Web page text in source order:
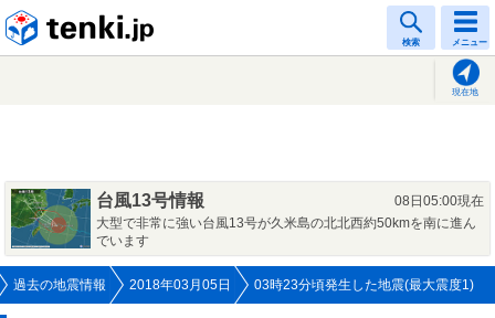
検索 メニュー
現在地
台風13号情報
08日05:00現在
大型で非常に強い台風13号が久米島の北北西約50kmを南に進ん
でいます
過去の地震情報 2018年03月05日 03時23分頃発生した地震(最大震度1)